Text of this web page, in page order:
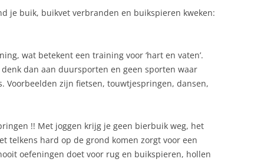
je buik, buikvet verbranden en buikspieren kweken:
wat betekent een training voor ‘hart en vaten’.
dan aan duursporten en geen sporten waar
Voorbeelden zijn fietsen, touwtjespringen, dansen,
!! Met joggen krijg je geen bierbuik weg, het
telkens hard op de grond komen zorgt voor een
oefeningen doet voor rug en buikspieren, hollen